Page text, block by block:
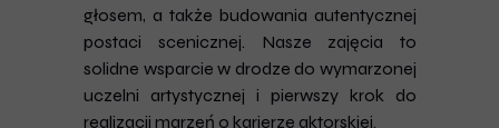
głosem, a także budowania autentycznej
postaci scenicznej. Nasze zajęcia to
solidne wsparcie w drodze do wymarzonej
uczelni artystycznej i pierwszy krok do
realizacji marzeń o karierze aktorskiej.